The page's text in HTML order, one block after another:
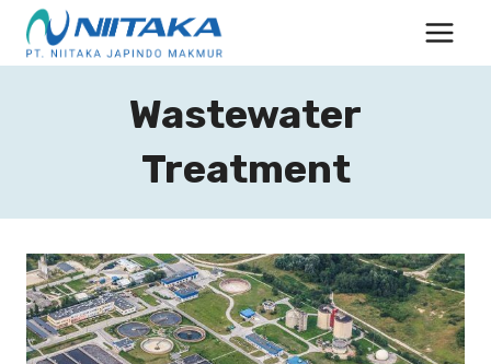
Skip
Wastewater
Treatment